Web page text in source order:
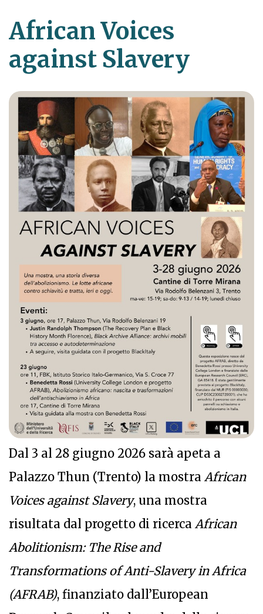
African Voices
against Slavery
Dal 3 al 28 giugno 2026 sarà apeta a
Palazzo Thun (Trento) la mostra African
Voices against Slavery, una mostra
risultata dal progetto di ricerca African
Abolitionism: The Rise and
Transformations of Anti-Slavery in Africa
(AFRAB), finanziato dall’European